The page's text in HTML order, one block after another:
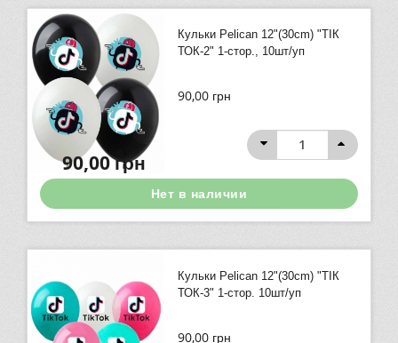
Кульки Pelican 12"(30сm) "ТІК
ТОК-2" 1-стор., 10шт/уп
90,00 грн
90,00грн
Нет в наличии
Кульки Pelican 12"(30сm) "ТІК
ТОК-3" 1-стор. 10шт/уп
90,00 грн